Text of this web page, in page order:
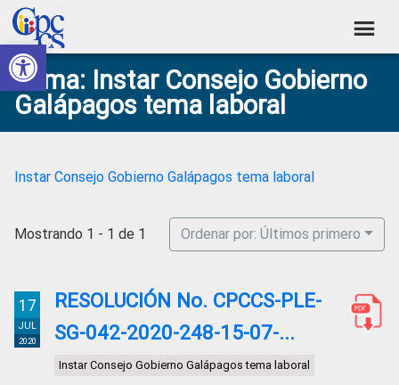
Abrir barra de herramientas
Skip
to
primary
navigation
Skip
to
main
content
Skip
to
primary
sidebar
Skip
to
footer
Consejo
de
Participación
Social
Construyendo
Poder
Ciudadano
Tema: Instar Consejo Gobierno
Galápagos tema laboral
Instar Consejo Gobierno Galápagos tema laboral
Mostrando 1 - 1 de 1 Ordenar por: Últimos primero
17
JUL
2020
RESOLUCIÓN No. CPCCS-PLE-
SG-042-2020-248-15-07-...
Instar Consejo Gobierno Galápagos tema laboral